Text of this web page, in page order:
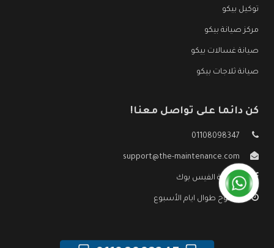
توكيل بيكو
مركز صيانة بيكو
صيانة غسالات بيكو
صيانة ثلاجات بيكو
كن دائما على تواصل معنا!
01108098347
support@the-maintenance.com
صفحة الفيس بوك
مفتوح طوال ايام الأسبوع